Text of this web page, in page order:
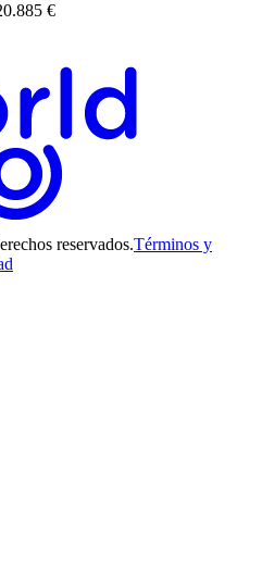
€
reservados.Términos y